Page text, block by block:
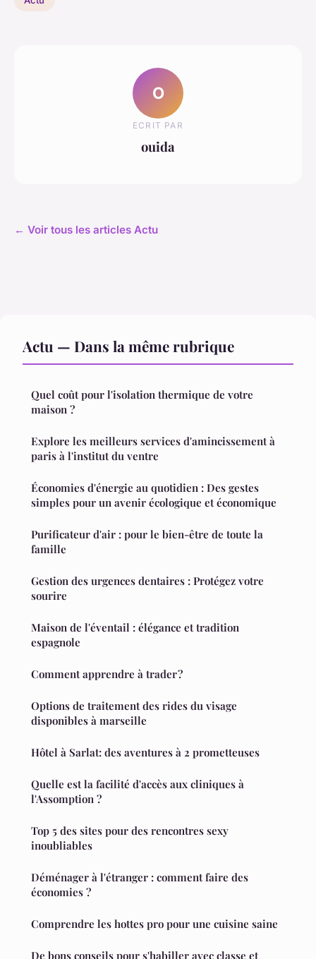
O
ECRIT PAR
ouida
← Voir tous les articles Actu
Actu — Dans la même rubrique
Quel coût pour l'isolation thermique de votre
maison ?
Explore les meilleurs services d'amincissement à
paris à l'institut du ventre
Économies d'énergie au quotidien : Des gestes
simples pour un avenir écologique et économique
Purificateur d'air : pour le bien-être de toute la
famille
Gestion des urgences dentaires : Protégez votre
sourire
Maison de l'éventail : élégance et tradition
espagnole
Comment apprendre à trader ?
Options de traitement des rides du visage
disponibles à marseille
Hôtel à Sarlat: des aventures à 2 prometteuses
Quelle est la facilité d'accès aux cliniques à
l'Assomption ?
Top 5 des sites pour des rencontres sexy
inoubliables
Déménager à l'étranger : comment faire des
économies ?
Comprendre les hottes pro pour une cuisine saine
De bons conseils pour s'habiller avec classe et